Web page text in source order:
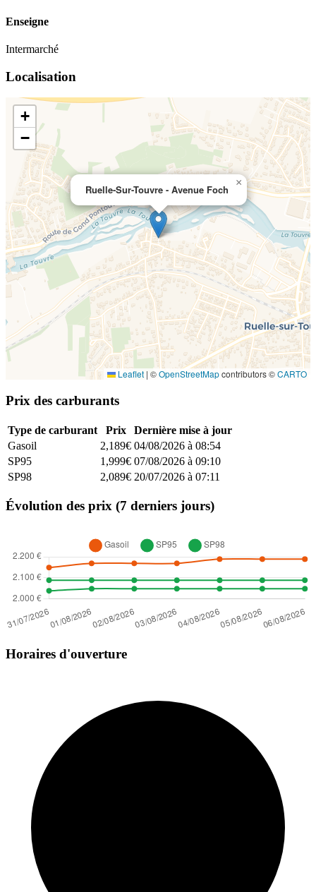
Enseigne
Intermarché
Localisation
Ruelle-Sur-Touvre - Avenue Foch
×
+
−
Leaflet | ©OpenStreetMapcontributors ©CARTO
Prix des carburants
Type de carburant Prix
Dernière mise à jour
Gasoil
2,189€ 04/08/2026 à 08:54
SP95
1,999€ 07/08/2026 à 09:10
SP98
2,089€ 20/07/2026 à 07:11
Évolution des prix (7 derniers jours)
Horaires d'ouverture